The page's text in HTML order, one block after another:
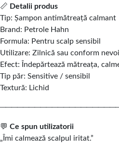
📏 Detalii produs
Tip: Șampon antimătreață calmant
Brand: Petrole Hahn
Formula: Pentru scalp sensibil
Utilizare: Zilnică sau conform
Efect: Îndepărtează mătreața,
Tip păr: Sensitive / sensibil
Textură: Lichid
💬 Ce spun utilizatorii
„Îmi calmează scalpul iritat.”